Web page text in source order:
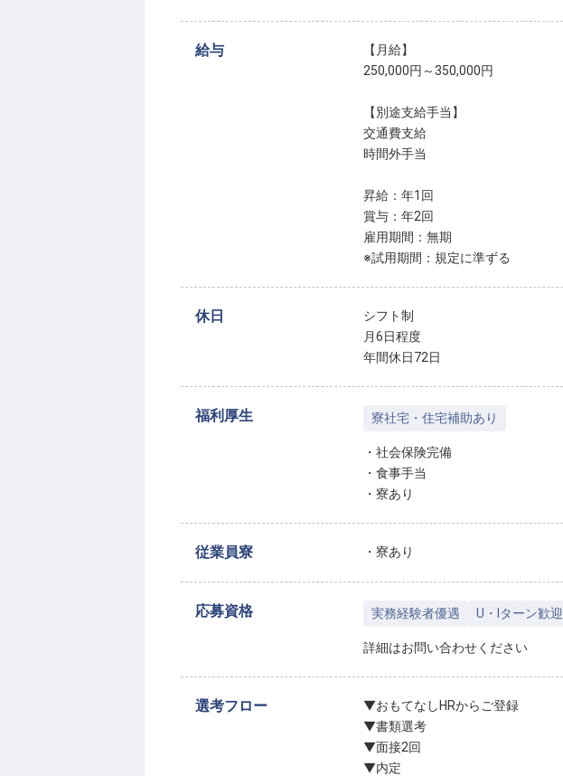
給与
【月給】
250,000円～350,000円
【別途支給手当】
交通費支給
時間外手当
昇給：年1回
賞与：年2回
雇用期間：無期
※試用期間：規定に準ずる
休日
シフト制
月6日程度
年間休日72日
福利厚生 寮社宅・住宅補助あり
・社会保険完備
・食事手当
・寮あり
従業員寮 ・寮あり
応募資格 実務経験者優遇 U・Iターン歓迎
詳細はお問い合わせください
選考フロー
▼おもてなしHRからご登録
▼書類選考
▼面接2回
▼内定